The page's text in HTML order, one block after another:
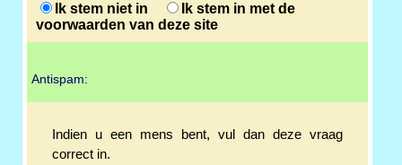
Ik stem niet in
Ik stem in met de
voorwaarden van deze site
Antispam:
Indien u een mens bent, vul dan deze vraag
correct in.